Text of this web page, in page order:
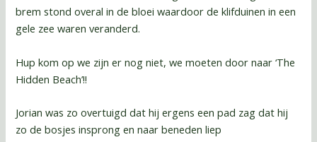
brem stond overal in de bloei waardoor de klifduinen in een
gele zee waren veranderd.
Hup kom op we zijn er nog niet, we moeten door naar ‘The
Hidden Beach’!!
Jorian was zo overtuigd dat hij ergens een pad zag dat hij
zo de bosjes insprong en naar beneden liep